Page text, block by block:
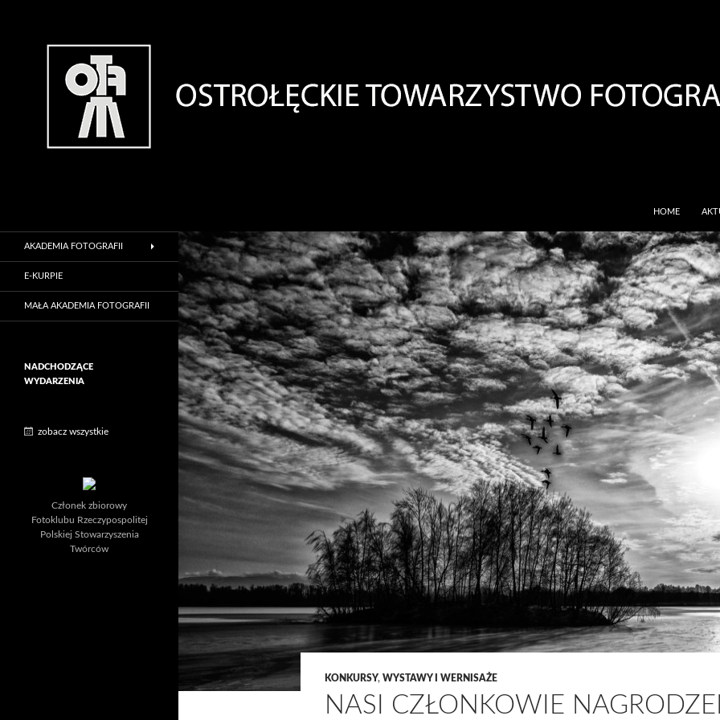
HOME
KONKURSY, WYSTAWY I WERNISAŻE
NASI CZŁONKOWIE
AKADEMIA FOTOGRAFII
E-KURPIE
MAŁA AKADEMIA FOTOGRAFII
NADCHODZĄCE
WYDARZENIA
zobacz wszystkie
Członek zbiorowy
Fotoklubu Rzeczypospolitej
Polskiej Stowarzyszenia
Twórców